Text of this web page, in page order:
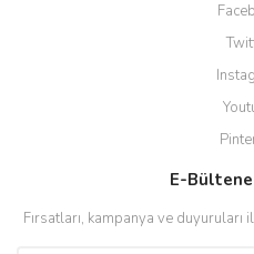
E-
Fırsatları, kampanya ve